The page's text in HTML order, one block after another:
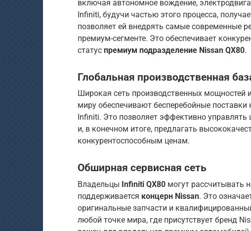
включая автономное вождение,
Infiniti, будучи частью этого процесса,
позволяет ей внедрять самые современные
премиум-сегменте. Это обеспечивает
статус премиум подразделение Nissan QX80.
Глобальная производственная
Широкая сеть производственных мощностей
миру обеспечивают бесперебойные
Infiniti. Это позволяет эффективно
и, в конечном итоге, предлагать
конкурентоспособным ценам.
Обширная сервисная сеть
Владельцы Infiniti QX80 могут рассчитывать
поддерживается концерн Nissan. Это
оригинальные запчасти и
любой точке мира, где присутствует бренд